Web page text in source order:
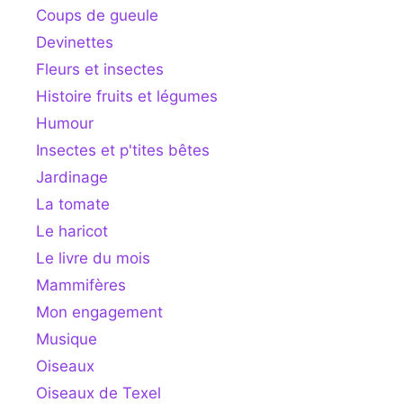
Coups de gueule
Devinettes
Fleurs et insectes
Histoire fruits et légumes
Humour
Insectes et p'tites bêtes
Jardinage
La tomate
Le haricot
Le livre du mois
Mammifères
Mon engagement
Musique
Oiseaux
Oiseaux de Texel